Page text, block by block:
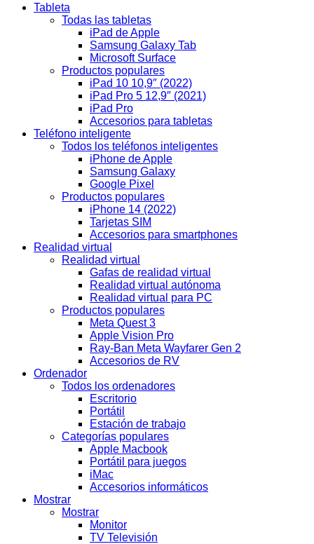
Tableta
Todas las tabletas
iPad de Apple
Samsung Galaxy Tab
Microsoft Surface
Productos populares
iPad 10 10,9″ (2022)
iPad Pro 5 12,9″ (2021)
iPad Pro
Accesorios para tabletas
Teléfono inteligente
Todos los teléfonos inteligentes
iPhone de Apple
Samsung Galaxy
Google Pixel
Productos populares
iPhone 14 (2022)
Tarjetas SIM
Accesorios para smartphones
Realidad virtual
Realidad virtual
Gafas de realidad virtual
Realidad virtual autónoma
Realidad virtual para PC
Productos populares
Meta Quest 3
Apple Vision Pro
Ray-Ban Meta Wayfarer Gen 2
Accesorios de RV
Ordenador
Todos los ordenadores
Escritorio
Portátil
Estación de trabajo
Categorías populares
Apple Macbook
Portátil para juegos
iMac
Accesorios informáticos
Mostrar
Mostrar
Monitor
TV Televisión